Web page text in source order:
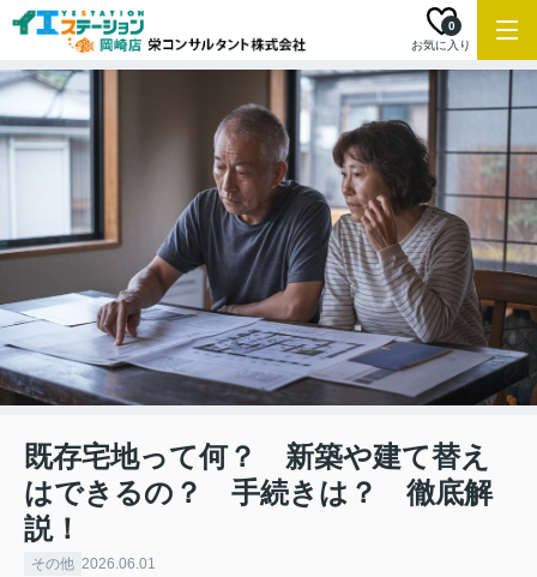
お気に入り
0
既存宅地って何？ 新築や建て替え
はできるの？ 手続きは？ 徹底解
説！
その他 2026.06.01